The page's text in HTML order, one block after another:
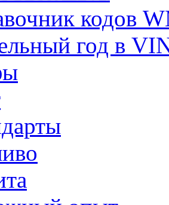
кодов
год в